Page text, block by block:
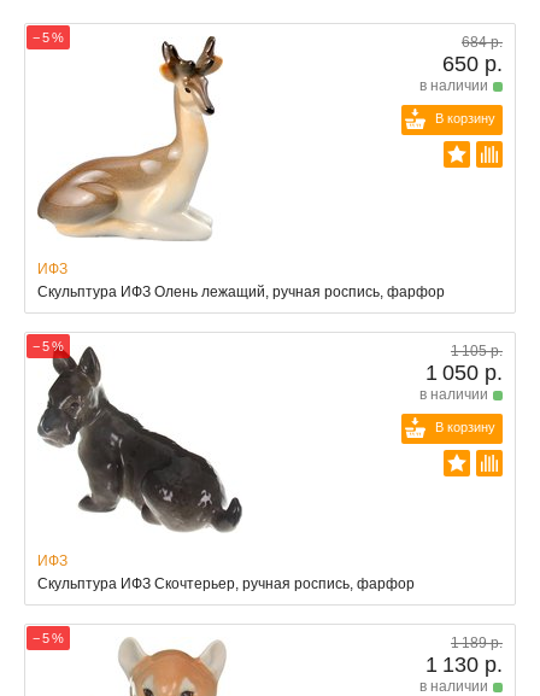
− 5 % 684 р.
650 р.
в наличии
В корзину
ИФЗ
Скульптура ИФЗ Олень лежащий, ручная роспись, фарфор
− 5 % 1 105 р.
1 050 р.
в наличии
В корзину
ИФЗ
Скульптура ИФЗ Скочтерьер, ручная роспись, фарфор
− 5 % 1 189 р.
1 130 р.
в наличии